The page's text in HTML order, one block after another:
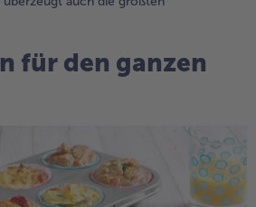
für den ganzen